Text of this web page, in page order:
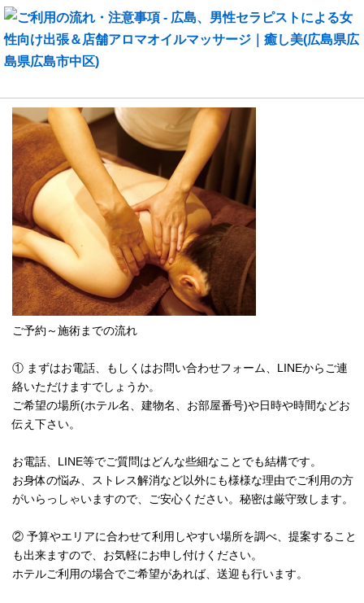
ご予約～施術までの流れ
① まずはお電話、もしくはお問い合わせフォーム、LINEからご連
絡いただけますでしょうか。
ご希望の場所(ホテル名、建物名、お部屋番号)や日時や時間などお
伝え下さい。
お電話、LINE等でご質問はどんな些細なことでも結構です。
お身体の悩み、ストレス解消など以外にも様様な理由でご利用の方
がいらっしゃいますので、ご安心ください。秘密は厳守致します。
② 予算やエリアに合わせて利用しやすい場所を調べ、提案すること
も出来ますので、お気軽にお申し付けください。
ホテルご利用の場合でご希望があれば、送迎も行います。